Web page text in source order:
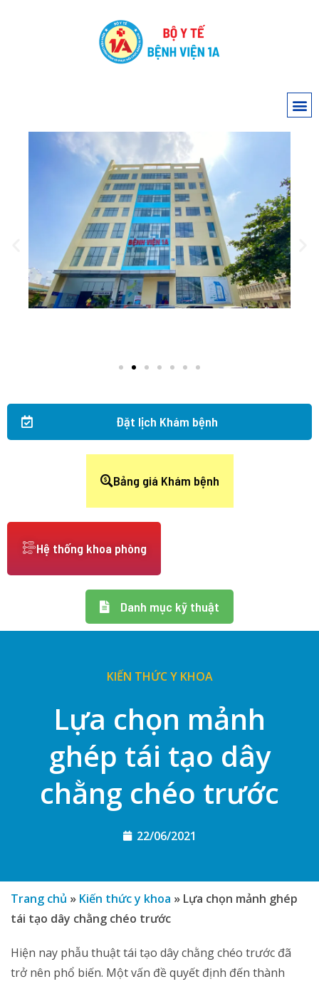
Đặt lịch Khám bệnh
Bảng giá Khám bệnh
Hệ thống khoa phòng
Danh mục kỹ thuật
KIẾN THỨC Y KHOA
Lựa chọn mảnh
ghép tái tạo dây
chằng chéo trước
22/06/2021
Trang chủ » Kiến thức y khoa » Lựa chọn mảnh ghép
tái tạo dây chằng chéo trước
Hiện nay phẫu thuật tái tạo dây chằng chéo trước đã
trở nên phổ biến. Một vấn đề quyết định đến thành